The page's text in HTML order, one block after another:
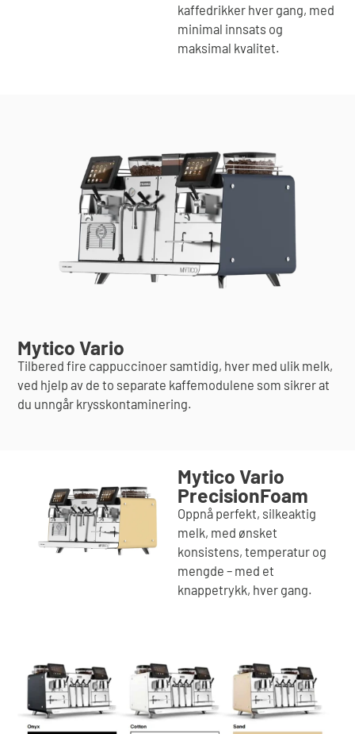
kaffedrikker hver gang, med
minimal innsats og
maksimal kvalitet.
Mytico Vario
Tilbered fire cappuccinoer samtidig, hver med ulik melk,
ved hjelp av de to separate kaffemodulene som sikrer at
du unngår krysskontaminering.
Mytico Vario
PrecisionFoam
Oppnå perfekt, silkeaktig
melk, med ønsket
konsistens, temperatur og
mengde – med et
knappetrykk, hver gang.